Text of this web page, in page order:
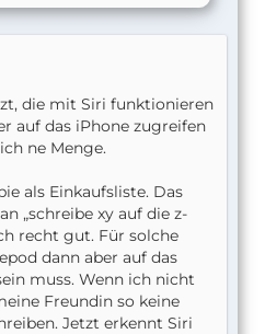
die mit Siri funktionieren
auf das iPhone zugreifen
ne Menge.
als Einkaufsliste. Das
„schreibe xy auf die z-
recht gut. Für solche
dann aber auf das
muss. Wenn ich nicht
Freundin so keine
Jetzt erkennt Siri